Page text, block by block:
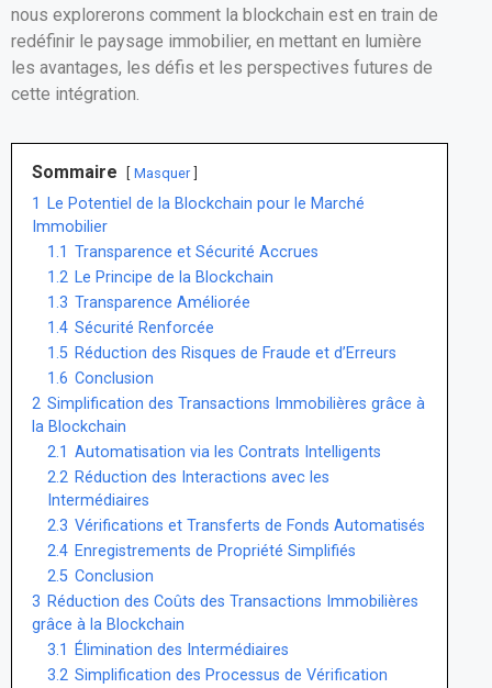
nous explorerons comment la blockchain est en train de
redéfinir le paysage immobilier, en mettant en lumière
les avantages, les défis et les perspectives futures de
cette intégration.
Sommaire Masquer
1
Le Potentiel de la Blockchain pour le Marché
Immobilier
1.1 Transparence et Sécurité Accrues
1.2 Le Principe de la Blockchain
1.3 Transparence Améliorée
1.4 Sécurité Renforcée
1.5 Réduction des Risques de Fraude et d’Erreurs
1.6 Conclusion
2 Simplification des Transactions Immobilières grâce à
la Blockchain
2.1 Automatisation via les Contrats Intelligents
2.2 Réduction des Interactions avec les
Intermédiaires
2.3 Vérifications et Transferts de Fonds Automatisés
2.4 Enregistrements de Propriété Simplifiés
2.5 Conclusion
3 Réduction des Coûts des Transactions Immobilières
grâce à la Blockchain
3.1
Élimination des Intermédiaires
3.2 Simplification des Processus de Vérification